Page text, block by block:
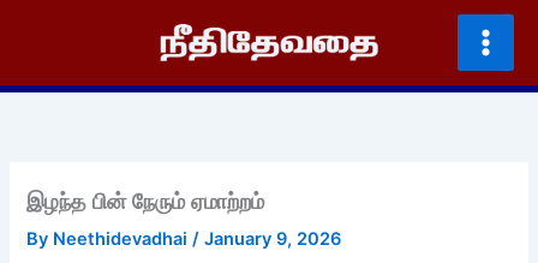
இழந்த பின் நேரும் ஏமாற்றம்
By Neethidevadhai/January 9, 2026